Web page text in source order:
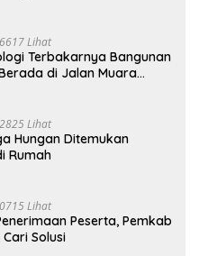
Lihat
Terbakarnya Bangunan
di Jalan Muara
Lihat
Hungan Ditemukan
Rumah
Lihat
Peserta, Pemkab
Solusi